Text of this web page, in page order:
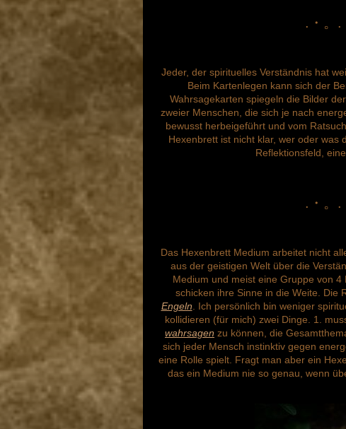
.・。
Jeder, der spirituelles Verständnis hat
Beim Kartenlegen kann sich der
Wahrsagekarten spiegeln die Bilder
zweier Menschen, die sich je nach
bewusst herbeigeführt und vom
Hexenbrett ist nicht klar, wer oder was
Reflektionsfeld,
.・。
Das Hexenbrett Medium arbeitet nicht
aus der geistigen Welt über die
Medium und meist eine Gruppe von
schicken ihre Sinne in die Weite. Die
Engeln . Ich persönlich bin weniger
kollidieren (für mich) zwei Dinge. 1.
wahrsagen zu können, die
sich jeder Mensch instinktiv gegen
eine Rolle spielt. Fragt man aber ein
das ein Medium nie so genau, wenn